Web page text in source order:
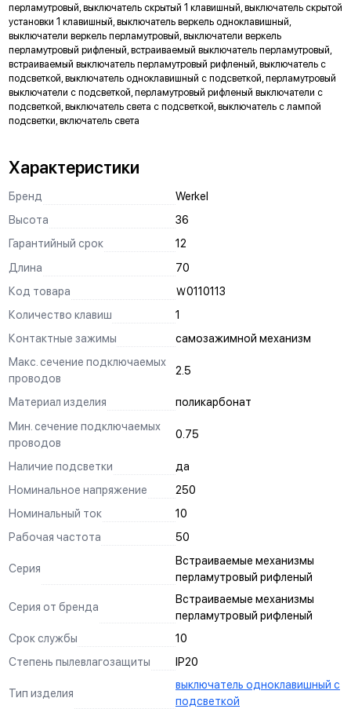
Пазы для тонкой регулировки механизмов в
подрозетнике
ускоряют процесс монтажа в многопостовые рамки
3 способа монтажа
винтами к подрозетнику
винтами к стене
анкерный механизм
Запас надежности
Широкий температурный диапазон
от –40° до +80° С
Посеребрённые контактные площадки
(90% Ag, 10% Ni) предотвращают выгорание контактов
выключателей
Схема подключения
нанесена на оборотной стороне механизма выключателя
Подпружиненный контакт
на токопроводящих элементах надежно фиксирует вилку
электроприборов и обеспечивает более долгий срок службы
Клипсы Easy Click
обеспечивают простоту монтажа и позволяют легко
соединять механизмы и рамки разных серий
Анкерное крепление
имеет две точки опоры, что позволяет более надежно
фиксировать механизмы в подрозетнике
Пазы для тонкой регулировки механизмов в
подрозетнике
ускоряют процесс монтажа в многопостовые рамки
Заземляющий контакт
установлен во все механизмы розеток
Самозажимные клеммы
позволяют быстро и надежно подключать провода
диаметром до 2,5 мм
Корпус из негорючего поликарбоната
обеспечивает высокую прочность и формостойкость
Жесткий суппорт
из нержавеющей стали не деформируется при монтаже и
Токопроводящие элементы розеток из фосфорной
бронзы
(94% Cu, 6% Sn), которая имеет высокую токопроводимость и
не вызывает нагрева механизма
перламутровый, выключатель скрытый 1 клавишный, выключатель скрытой
установки 1 клавишный, выключатель веркель одноклавишный,
выключатели веркель перламутровый, выключатели веркель
перламутровый рифленый, встраиваемый выключатель перламутровый,
встраиваемый выключатель перламутровый рифленый, выключатель с
подсветкой, выключатель одноклавишный с подсветкой, перламутровый
выключатели с подсветкой, перламутровый рифленый выключатели с
подсветкой, выключатель света с подсветкой, выключатель с лампой
подсветки, включатель света
Характеристики
Бренд
Werkel
Высота
36
Гарантийный срок
12
Длина
70
Код товара
Ｗ011011З
Количество клавиш
1
Контактные зажимы
самозажимной механизм
Макс. сечение подключаемых
проводов
2.5
Материал изделия
поликарбонат
Мин. сечение подключаемых
проводов
0.75
Наличие подсветки
да
Номинальное напряжение
250
Номинальный ток
10
Рабочая частота
50
Серия
Встраиваемые механизмы
перламутровый рифленый
Серия от бренда
Встраиваемые механизмы
перламутровый рифленый
Срок службы
10
Степень пылевлагозащиты
IP20
Тип изделия
выключатель одноклавишный с
подсветкой